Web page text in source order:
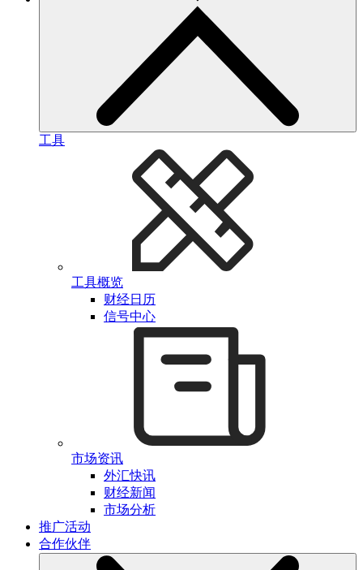
工具
工具概览
财经日历
信号中心
市场资讯
外汇快讯
财经新闻
市场分析
推广活动
合作伙伴